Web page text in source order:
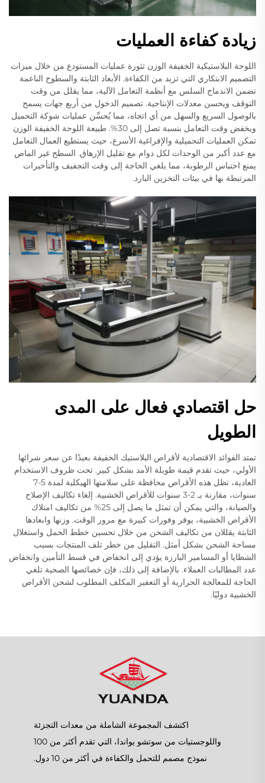
زيادة كفاءة العمليات
اللوحة البلاستيكية الخفيفة الوزن تثورة عمليات المستودع من خلال ميزات
التصميم الابتكاري التي تزيد من الكفاءة. الأبعاد الثابتة والسطوح الناعمة
تضمن الاندماج السلس مع أنظمة التعامل الآلية، مما يقلل من وقت
التوقف ويحسن معدلات الإنتاجية. تصميم الدخول من أربع جهات يسمح
بالوصول السريع والسهل من أي اتجاه، مما يُحسِّن عمليات شوكة التحميل
ويخفض وقت التعامل بنسبة تصل إلى 30%. طبيعة اللوحة الخفيفة الوزن
تمكن العمليات التحميلية والإفراغية الأسرع، حيث يستطيع العمال التعامل
مع عدد أكبر من الوحدات لكل دوام مع تقليل الإرهاق. السطح غير الماص
يمنع احتباس الرطوبة، مما يلغي الحاجة إلى وقت التجفيف والتأخيرات
المرتبطة بها في بيئات التخزين البارد.
حل اقتصادي فعال على المدى
الطويل
تمتد الفوائد الاقتصادية لأقراص البلاستيك الخفيفة بعيدًا عن سعر شرائها
الأولي، حيث تقدم قيمة طويلة الأمد بشكل كبير. تحت ظروف الاستخدام
العادية، تظل هذه الأقراص محافظة على سلامتها الهيكلية لمدة 5-7
سنوات، مقارنة بـ 2-3 سنوات للأقراص الخشبية. إلغاء تكاليف الإصلاح
والصيانة، والتي يمكن أن تمثل ما يصل إلى 25% من تكاليف امتلاك
الأقراص الخشبية، يوفر وفورات كبيرة مع مرور الوقت. وزنها وابعادها
الثابتة يقللان من تكاليف الشحن من خلال تحسين خطط الحمل واستغلال
مساحة الشحن بشكل أمثل. التقليل من خطر تلف المنتجات بسبب
الشظايا أو المسامير البارزة يؤدي إلى انخفاض في قسط التأمين وانخفاض
عدد المطالبات العملاء. بالإضافة إلى ذلك، فإن خصائصها الصحية تلغي
الحاجة للمعالجة الحرارية أو التعفير المكلف المطلوب لشحن الأقراص
الخشبية دوليًا.
اكتشف المجموعة الشاملة من معدات التجزئة
واللوجستيات من سوتشو يواندا، التي تقدم أكثر من 100
نموذج مصمم للتحمل والكفاءة في أكثر من 10 دول.